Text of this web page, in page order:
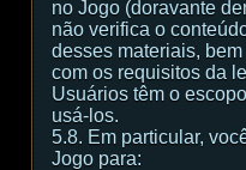
no Jogo (doravante
não verifica o
desses materiais,
com os requisitos da
Usuários têm o
usá-los.
5.8. Em particular,
Jogo para: